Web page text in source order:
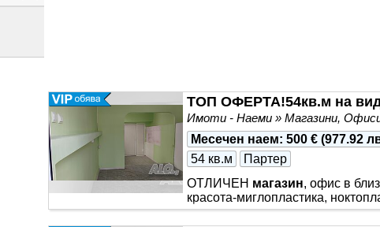
ТОП ОФЕРТА!54кв.м на
Имоти - Наеми » Магазини,
Месечен наем: 500 € (977.92
54 кв.м
Партер
ОТЛИЧЕН магазин, офис в
красота-миглопластика,